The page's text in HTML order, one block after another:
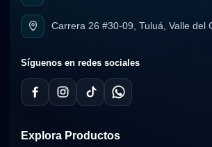
Carrera 26 #30-09, Tuluá, Valle del
Síguenos en redes sociales
Explora Productos